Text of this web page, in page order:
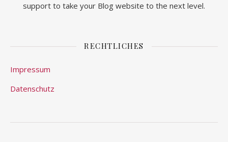
support to take your Blog website to the next level.
RECHTLICHES
Impressum
Datenschutz